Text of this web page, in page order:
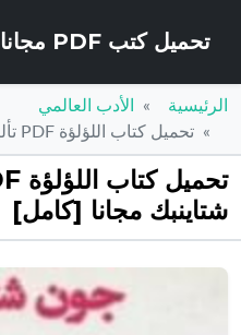
تحميل كتب PDF مجانا – كتب كو
الرئيسية
الأدب العالمي
تحميل كتاب اللؤلؤة PDF تأليف جون شتاينبك مجانا [كامل]
شتاينبك مجانا [كامل]